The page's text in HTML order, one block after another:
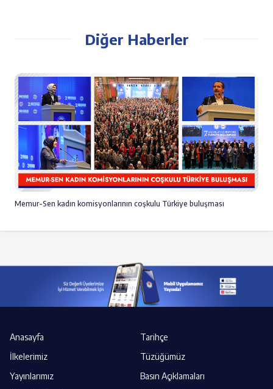
Diğer Haberler
Memur-Sen kadın komisyonlarının coşkulu Türkiye buluşması
Anasayfa
Tarihçe
İlkelerimiz
Tüzüğümüz
Yayınlarımız
Basın Açıklamaları